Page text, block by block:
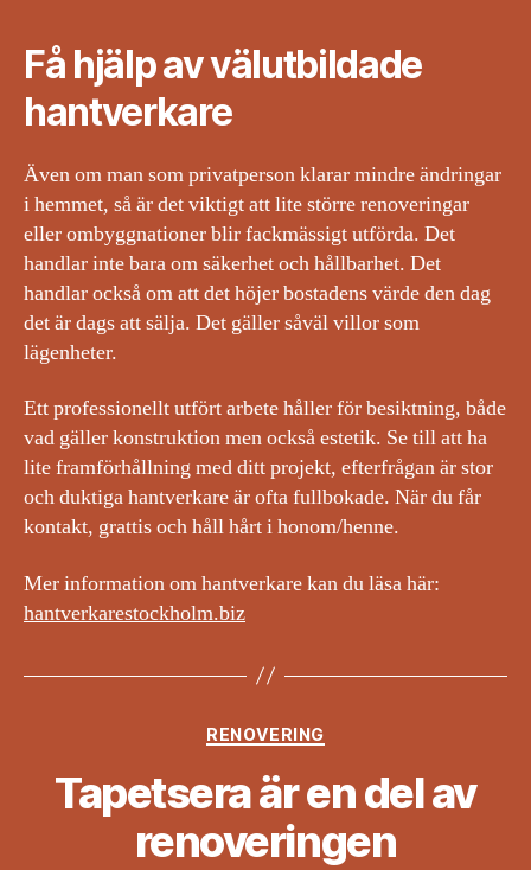
Få hjälp av välutbildade
hantverkare
Även om man som privatperson klarar mindre ändringar
i hemmet, så är det viktigt att lite större renoveringar
eller ombyggnationer blir fackmässigt utförda. Det
handlar inte bara om säkerhet och hållbarhet. Det
handlar också om att det höjer bostadens värde den dag
det är dags att sälja. Det gäller såväl villor som
lägenheter.
Ett professionellt utfört arbete håller för besiktning, både
vad gäller konstruktion men också estetik. Se till att ha
lite framförhållning med ditt projekt, efterfrågan är stor
och duktiga hantverkare är ofta fullbokade. När du får
kontakt, grattis och håll hårt i honom/henne.
Mer information om hantverkare kan du läsa här:
hantverkarestockholm.biz
Kategorier
RENOVERING
Tapetsera är en del av
renoveringen